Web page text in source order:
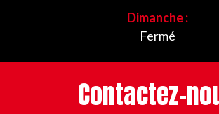
Dimanche :
Fermé
Contactez-